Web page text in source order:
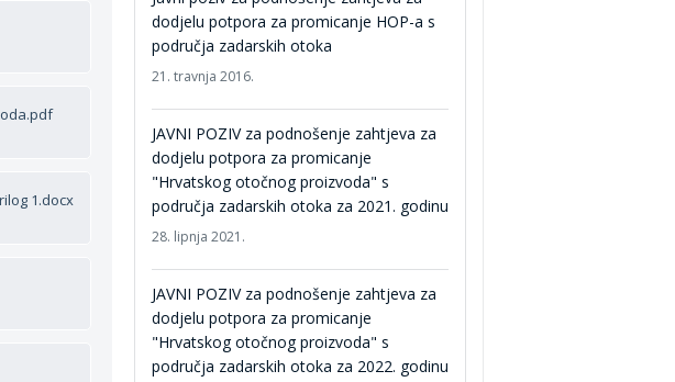
dodjelu potpora za promicanje HOP-a s
područja zadarskih otoka
21. travnja 2016.
JAVNI POZIV za podnošenje zahtjeva za
dodjelu potpora za promicanje
"Hrvatskog otočnog proizvoda" s
područja zadarskih otoka za 2021. godinu
28. lipnja 2021.
JAVNI POZIV za podnošenje zahtjeva za
dodjelu potpora za promicanje
"Hrvatskog otočnog proizvoda" s
područja zadarskih otoka za 2022. godinu
1.docx